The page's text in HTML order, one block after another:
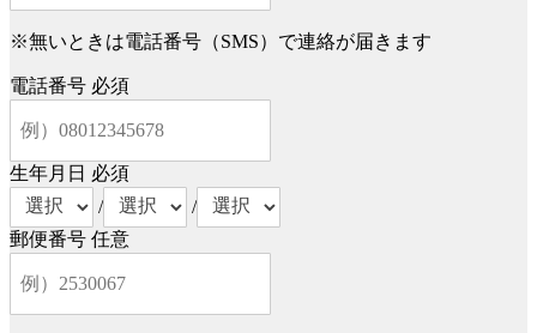
※無いときは電話番号（SMS）で連絡が届きます
電話番号 必須
生年月日 必須
/
/
郵便番号 任意